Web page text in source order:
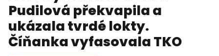
Pudilová překvapila a
ukázala tvrdé lokty.
Číňanka vyfasovala TKO